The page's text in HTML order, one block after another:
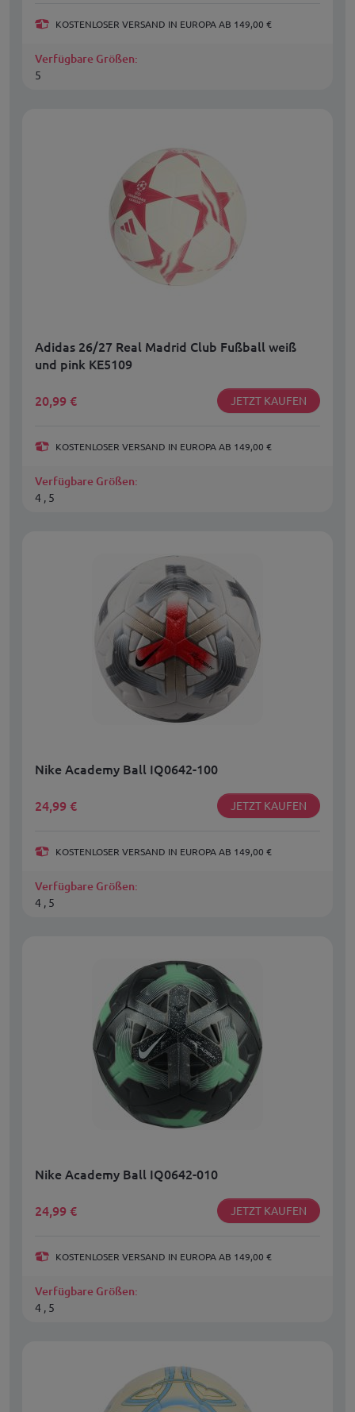
KOSTENLOSER VERSAND IN EUROPA AB 149,00 €
Verfügbare Größen:
5
Adidas 26/27 Real Madrid Club Fußball weiß
und pink KE5109
20,99 € JETZT KAUFEN
KOSTENLOSER VERSAND IN EUROPA AB 149,00 €
Verfügbare Größen:
4 , 5
Nike Academy Ball IQ0642-100
24,99 € JETZT KAUFEN
KOSTENLOSER VERSAND IN EUROPA AB 149,00 €
Verfügbare Größen:
4 , 5
Nike Academy Ball IQ0642-010
24,99 € JETZT KAUFEN
KOSTENLOSER VERSAND IN EUROPA AB 149,00 €
Verfügbare Größen:
4 , 5